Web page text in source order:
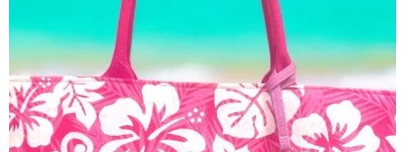
松戸市よりお越しのお客様のiPhone14Proの充電不良修理をさせて頂きまし
た！ありがとうございました！
2026/04/26
松戸市よりお越しのお客様のiPhoneSE3のバッテリー交換をさせて頂きま
した！ありがとうございました！
2026/04/25
松戸市よりお越しのお客様のiPhone11のガラス交換をさせて頂きました！
ありがとうございました！
2026/04/24
松戸市よりお越しのお客様のiPhone13Proのバッテリー交換をさせて頂きま